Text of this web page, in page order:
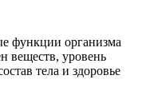
функции организма
веществ, уровень
тела и здоровье